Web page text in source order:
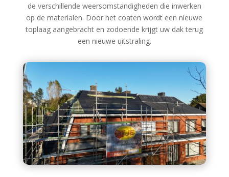
de verschillende weersomstandigheden die inwerken
op de materialen. Door het coaten wordt een nieuwe
toplaag aangebracht en zodoende krijgt uw dak terug
een nieuwe uitstraling.